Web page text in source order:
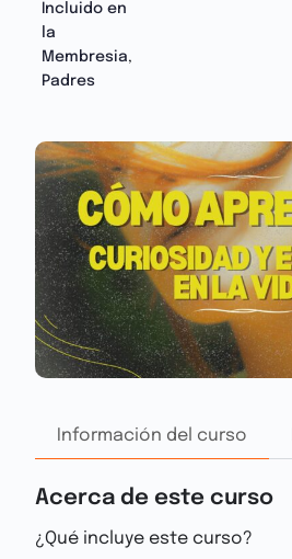
Incluido en
la
Membresia,
Padres
Información del curso
Acerca de este curso
¿Qué incluye este curso?